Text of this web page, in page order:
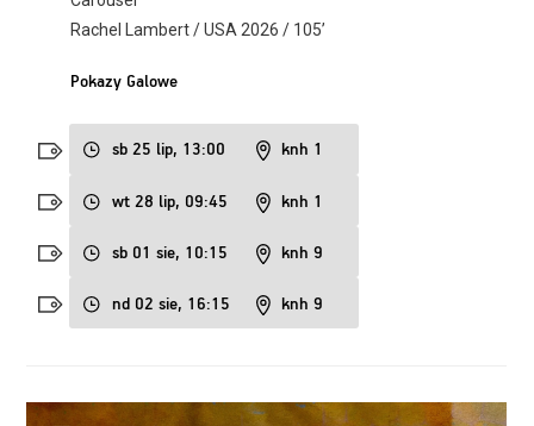
Rachel Lambert / USA 2026 / 105’
Pokazy Galowe
sb 25 lip, 13:00 knh 1
wt 28 lip, 09:45 knh 1
sb 01 sie, 10:15 knh 9
nd 02 sie, 16:15 knh 9